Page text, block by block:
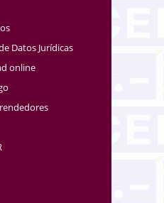
Datos Jurídicas
online